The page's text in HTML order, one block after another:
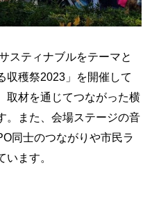
スティナブルをテーマと
収穫祭2023」を開催して
取材を通じてつながった横
。また、会場ステージの音
同士のつながりや市民ラ
ます。